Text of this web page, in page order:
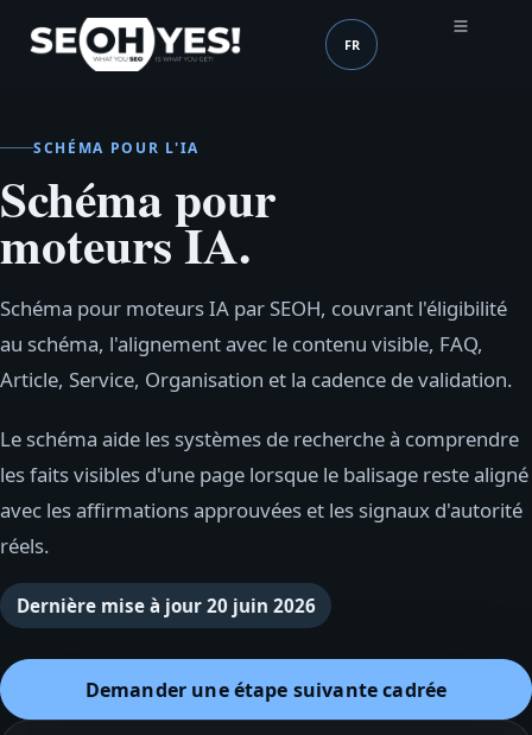
SEOH Langue (mobile
FR
SCHÉMA POUR L'IA
Schéma pour
moteurs IA.
Schéma pour moteurs IA par SEOH, couvrant l'éligibilité
au schéma, l'alignement avec le contenu visible, FAQ,
Article, Service, Organisation et la cadence de validation.
Le schéma aide les systèmes de recherche à comprendre
les faits visibles d'une page lorsque le balisage reste aligné
avec les affirmations approuvées et les signaux d'autorité
réels.
Dernière mise à jour 20 juin 2026
Demander une étape suivante cadrée